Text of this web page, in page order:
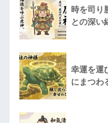
時を司り
との深い
幸運を運
にまつわ